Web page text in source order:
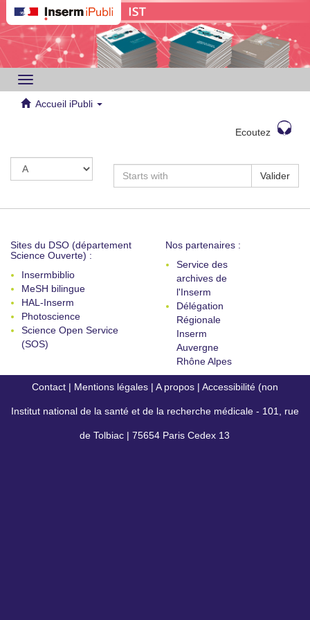
Toggle
navigation
Accueil iPubli
Ecoutez
Valider
Sites du DSO (département
Science Ouverte) :
Insermbiblio
MeSH bilingue
HAL-Inserm
Photoscience
Science Open Service
(SOS)
Nos partenaires :
Service des
archives de
l'Inserm
Délégation
Régionale
Inserm
Auvergne
Rhône Alpes
Contact | Mentions légales | A propos | Accessibilité (non
conforme)
Institut national de la santé et de la recherche médicale - 101, rue
de Tolbiac | 75654 Paris Cedex 13